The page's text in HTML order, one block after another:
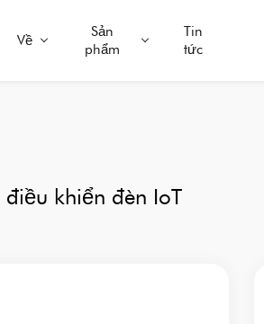
Về
Sản
phẩm
Tin
tức
điều khiển đèn IoT